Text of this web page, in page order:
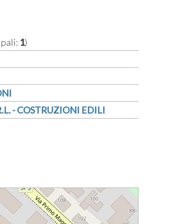
1)
- COSTRUZIONI EDILI